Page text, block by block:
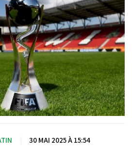
30 MAI 2025 À 15:54